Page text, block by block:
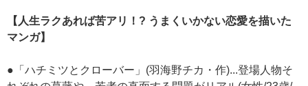
【人生ラクあれば苦アリ！? うまくいかない恋愛を描いた
マンガ】
●「ハチミツとクローバー」(羽海野チカ・作)...登場人物そ